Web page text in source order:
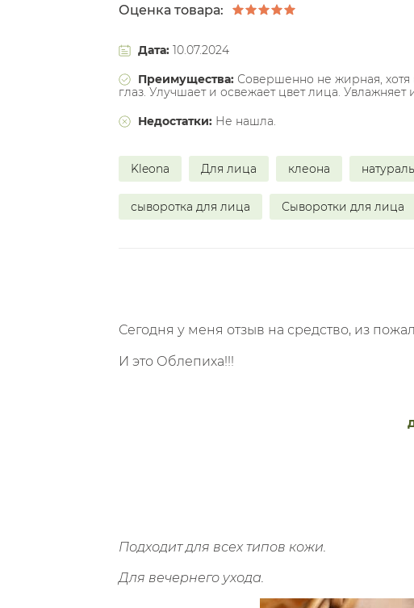
Оценка товара:
Дата: 10.07.2024
Преимущества: Совершенно не жирная, хотя
глаз. Улучшает и освежает цвет лица.
Недостатки: Не нашла.
Kleona Для лица клеона
сыворотка для лица Сыворотки для лица
Сегодня у меня отзыв на средство, из
И это Облепиха!!!
Подходит для всех типов кожи.
Для вечернего ухода.